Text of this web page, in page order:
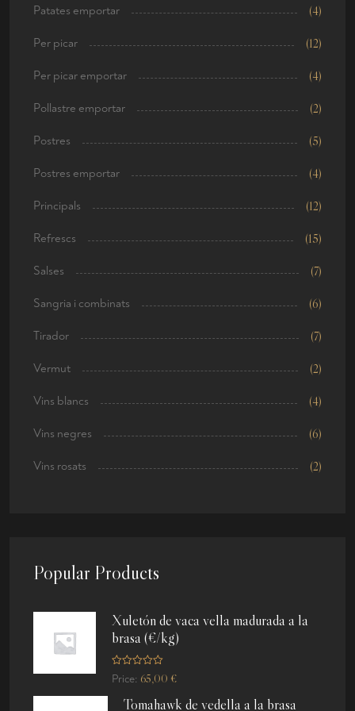
Patates emportar (4)
Per picar (12)
Per picar emportar (4)
Pollastre emportar (2)
Postres (5)
Postres emportar (4)
Principals (12)
Refrescs (15)
Salses (7)
Sangria i combinats (6)
Tirador (7)
Vermut (2)
Vins blancs (4)
Vins negres (6)
Vins rosats (2)
Popular Products
Xuletón de vaca vella madurada a la
brasa (€/kg)
R
aPrice: 65,00 €
Tomahawk de vedella a la brasa